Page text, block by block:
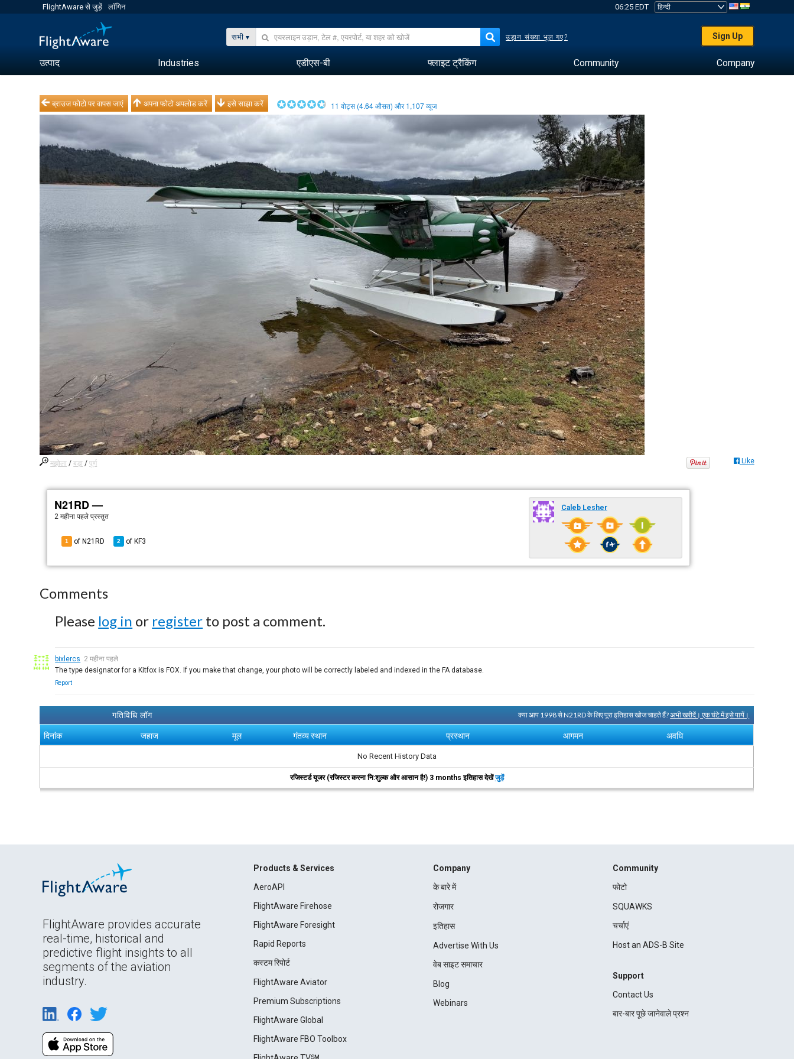
FlightAware से जुड़ें लॉगिन 06:25 EDT
सभी उड़ान संख्या भूल गए? Sign Up
उत्पाद Industries एडीएस-बी फ्लाइट ट्रैकिंग Community Company
ब्राउज फोटो पर वापस जाएं अपना फोटो अपलोड करें इसे साझा करें 11 वोट्स (4.64औसत) और1,107व्यूज
मझोला /बड़ा /पूर्ण Like
N21RD —
2 महीना पहले प्रस्तुत
1 of N21RD 2 of KF3
Caleb Lesher
Comments
Please log in or register to post a comment.
bixlercs 2 महीना पहले
The type designator for a Kitfox is FOX. If you make that change, your photo will be correctly labeled and indexed in the FA database.
Report
गतिविधि लॉग क्या आप 1998 से N21RD के लिए पूरा इतिहास खोज चाहते हैं?अभी खरीदें। एक घंटे में इसे पायें।
दिनांक जहाज मूल गंतव्य स्थान प्रस्थान आगमन अवधि
No Recent History Data
रजिस्टर्ड यूजर (रजिस्टर करना नि:शुल्क और आसान है!) 3 months इतिहास देखेंजुड़ें
FlightAware provides accurate
real-time, historical and
predictive flight insights to all
segments of the aviation
industry.
Products & Services
AeroAPI
FlightAware Firehose
FlightAware Foresight
Rapid Reports
कस्टम रिपोर्ट
FlightAware Aviator
Premium Subscriptions
FlightAware Global
FlightAware FBO Toolbox
Company
के बारे में
रोजगार
इतिहास
Advertise With Us
वेब साइट समाचार
Blog
Webinars
Community
फोटो
SQUAWKS
चर्चाएं
Host an ADS-B Site
Support
Contact Us
बार-बार पूछे जानेवाले प्रश्न